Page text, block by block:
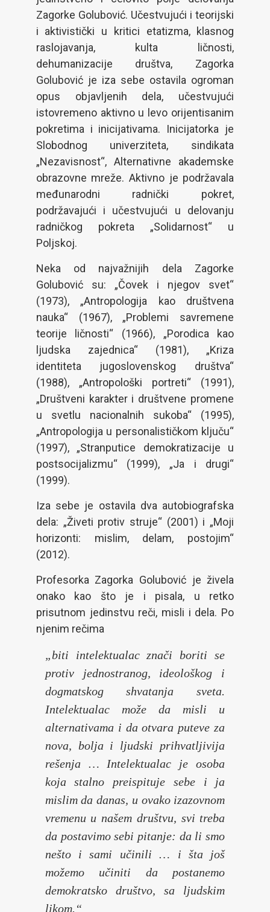
Zagorke Golubović. Učestvujući i teorijski
i aktivistički u kritici etatizma, klasnog
raslojavanja, kulta ličnosti,
dehumanizacije društva, Zagorka
Golubović je iza sebe ostavila ogroman
opus objavljenih dela, učestvujući
istovremeno aktivno u levo orijentisanim
pokretima i inicijativama. Inicijatorka je
Slobodnog univerziteta, sindikata
„Nezavisnost“, Alternativne akademske
obrazovne mreže. Aktivno je podržavala
međunarodni radnički pokret,
podržavajući i učestvujući u delovanju
radničkog pokreta „Solidarnost“ u
Poljskoj.
Neka od najvažnijih dela Zagorke
Golubović su: „Čovek i njegov svet“
(1973), „Antropologija kao društvena
nauka“ (1967), „Problemi savremene
teorije ličnosti“ (1966), „Porodica kao
ljudska zajednica“ (1981), „Kriza
identiteta jugoslovenskog društva“
(1988), „Antropološki portreti“ (1991),
„Društveni karakter i društvene promene
u svetlu nacionalnih sukoba“ (1995),
„Antropologija u personalističkom ključu“
(1997), „Stranputice demokratizacije u
postsocijalizmu“ (1999), „Ja i drugi“
(1999).
Iza sebe je ostavila dva autobiografska
dela: „Živeti protiv struje“ (2001) i „Moji
horizonti: mislim, delam, postojim“
(2012).
Profesorka Zagorka Golubović je živela
onako kao što je i pisala, u retko
prisutnom jedinstvu reči, misli i dela. Po
njenim rečima
„biti intelektualac znači boriti se
protiv jednostranog, ideološkog i
dogmatskog shvatanja sveta.
Intelektualac može da misli u
alternativama i da otvara puteve za
nova, bolja i ljudski prihvatljivija
rešenja … Intelektualac je osoba
koja stalno preispituje sebe i ja
mislim da danas, u ovako izazovnom
vremenu u našem društvu, svi treba
da postavimo sebi pitanje: da li smo
nešto i sami učinili … i šta još
možemo učiniti da postanemo
demokratsko društvo, sa ljudskim
likom.“